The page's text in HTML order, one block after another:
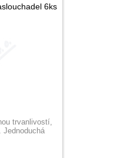
6ks
trvanlivostí,
Jednoduchá